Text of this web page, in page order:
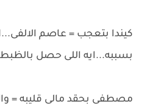
كيندا بتعجب = عاصم
بسببه...ايه اللى حصل
مصطفى بحقد مالى قليبه =